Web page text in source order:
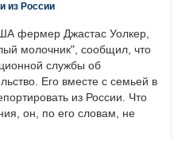
из России
фермер Джастас Уолкер,
молочник", сообщил, что
службы об
Его вместе с семьей в
из России. Что
он, по его словам, не